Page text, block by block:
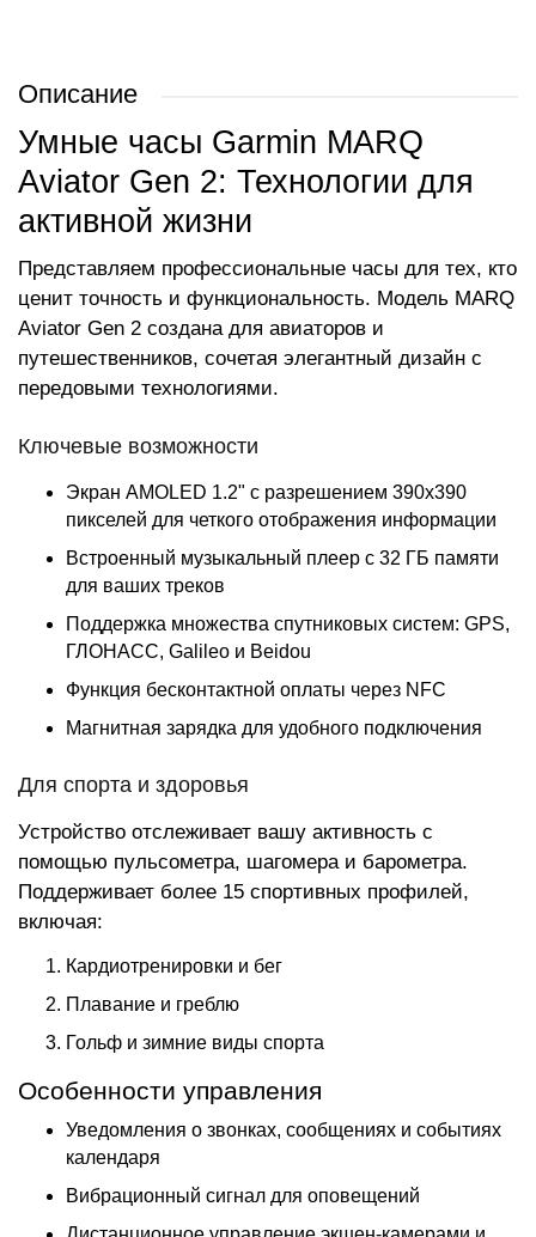
Описание
Умные часы Garmin MARQ
Aviator Gen 2: Технологии для
активной жизни
Представляем профессиональные часы для тех, кто
ценит точность и функциональность. Модель MARQ
Aviator Gen 2 создана для авиаторов и
путешественников, сочетая элегантный дизайн с
передовыми технологиями.
Ключевые возможности
Экран AMOLED 1.2" с разрешением 390x390
пикселей для четкого отображения информации
Встроенный музыкальный плеер с 32 ГБ памяти
для ваших треков
Поддержка множества спутниковых систем: GPS,
ГЛОНАСС, Galileo и Beidou
Функция бесконтактной оплаты через NFC
Магнитная зарядка для удобного подключения
Для спорта и здоровья
Устройство отслеживает вашу активность с
помощью пульсометра, шагомера и барометра.
Поддерживает более 15 спортивных профилей,
включая:
Кардиотренировки и бег
Плавание и греблю
Гольф и зимние виды спорта
Особенности управления
Уведомления о звонках, сообщениях и событиях
календаря
Вибрационный сигнал для оповещений